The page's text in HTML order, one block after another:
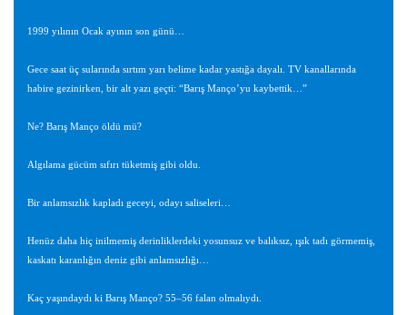
1999 yılının Ocak ayının son günü…
Gece saat üç sularında sırtım yarı belime kadar yastığa dayalı. TV kanallarında
habire gezinirken, bir alt yazı geçti: “Barış Manço’yu kaybettik…”
Ne? Barış Manço öldü mü?
Algılama gücüm sıfırı tüketmiş gibi oldu.
Bir anlamsızlık kapladı geceyi, odayı saliseleri…
Henüz daha hiç inilmemiş derinliklerdeki yosunsuz ve balıksız, ışık tadı görmemiş,
kaskatı karanlığın deniz gibi anlamsızlığı…
Kaç yaşındaydı ki Barış Manço? 55–56 falan olmalıydı.